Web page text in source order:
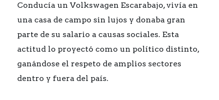
Conducía un Volkswagen Escarabajo, vivía en
una casa de campo sin lujos y donaba gran
parte de su salario a causas sociales. Esta
actitud lo proyectó como un político distinto,
ganándose el respeto de amplios sectores
dentro y fuera del país.